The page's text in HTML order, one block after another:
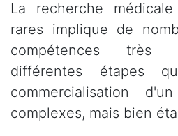
La recherche
rares implique de
compétences très
différentes étapes
commercialisation
complexes, mais bien